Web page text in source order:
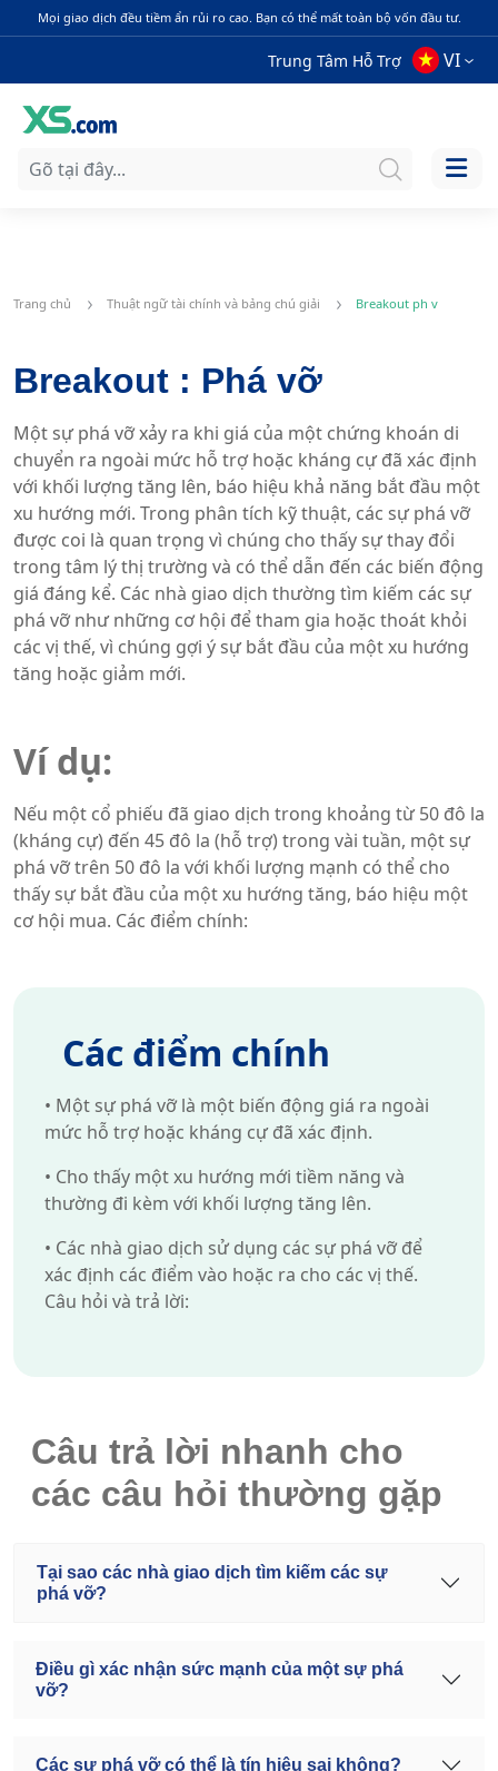
Mọi giao dịch đều tiềm ẩn rủi ro cao. Bạn có thể mất toàn bộ vốn đầu tư.
Trung Tâm Hỗ Trợ VI
Trang chủ Thuật ngữ tài chính và bảng chú giải Breakout ph v
Breakout : Phá vỡ
Một sự phá vỡ xảy ra khi giá của một chứng khoán di
chuyển ra ngoài mức hỗ trợ hoặc kháng cự đã xác định
với khối lượng tăng lên, báo hiệu khả năng bắt đầu một
xu hướng mới. Trong phân tích kỹ thuật, các sự phá vỡ
được coi là quan trọng vì chúng cho thấy sự thay đổi
trong tâm lý thị trường và có thể dẫn đến các biến động
giá đáng kể. Các nhà giao dịch thường tìm kiếm các sự
phá vỡ như những cơ hội để tham gia hoặc thoát khỏi
các vị thế, vì chúng gợi ý sự bắt đầu của một xu hướng
tăng hoặc giảm mới.
Ví dụ:
Nếu một cổ phiếu đã giao dịch trong khoảng từ 50 đô la
(kháng cự) đến 45 đô la (hỗ trợ) trong vài tuần, một sự
phá vỡ trên 50 đô la với khối lượng mạnh có thể cho
thấy sự bắt đầu của một xu hướng tăng, báo hiệu một
cơ hội mua. Các điểm chính:
Các điểm chính
• Một sự phá vỡ là một biến động giá ra ngoài
mức hỗ trợ hoặc kháng cự đã xác định.
• Cho thấy một xu hướng mới tiềm năng và
thường đi kèm với khối lượng tăng lên.
• Các nhà giao dịch sử dụng các sự phá vỡ để
xác định các điểm vào hoặc ra cho các vị thế.
Câu hỏi và trả lời:
Câu trả lời nhanh cho
các câu hỏi thường gặp
Tại sao các nhà giao dịch tìm kiếm các sự
phá vỡ?
Điều gì xác nhận sức mạnh của một sự phá
vỡ?
Các sự phá vỡ có thể là tín hiệu sai không?